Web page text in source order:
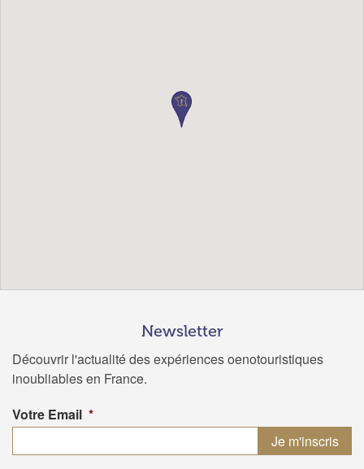
Newsletter
Découvrir l'actualité des expériences oenotouristiques
inoubliables en France.
Votre Email *